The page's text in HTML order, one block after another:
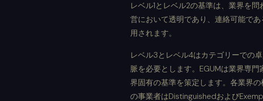
レベル1とレベル2の基準は、業界を
営において透明であり、連絡可能で
用されます。
レベル3とレベル4はカテゴリーでの
脈を必要とします。EGUMは業界専
界固有の基準を策定します。各業界
の事業者はDistinguishedおよび